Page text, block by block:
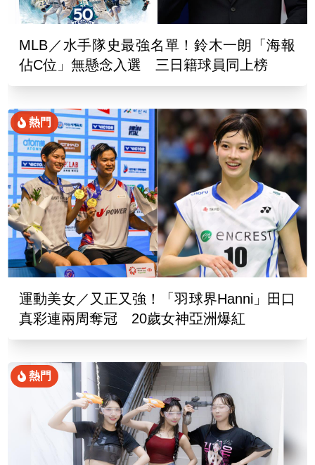
MLB／水手隊史最強名單！鈴木一朗「海報
佔C位」無懸念入選 三日籍球員同上榜
熱門
運動美女／又正又強！「羽球界Hanni」田口
真彩連兩周奪冠 20歲女神亞洲爆紅
熱門